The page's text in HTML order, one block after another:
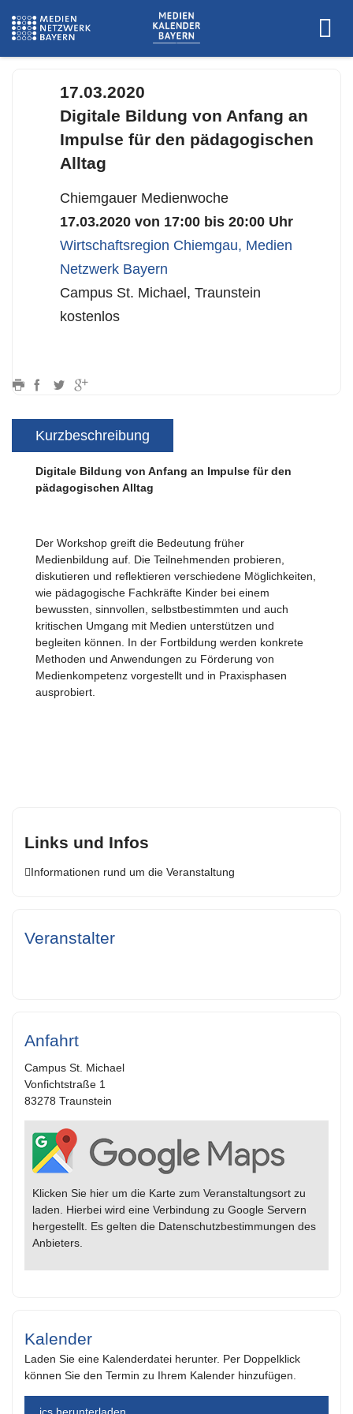
17.03.2020
Digitale Bildung von Anfang an
Impulse für den pädagogischen
Alltag
Chiemgauer Medienwoche
17.03.2020 von 17:00 bis 20:00 Uhr
Wirtschaftsregion Chiemgau, Medien
Netzwerk Bayern
Campus St. Michael, Traunstein
kostenlos
Kurzbeschreibung
Digitale Bildung von Anfang an Impulse für den
pädagogischen Alltag
Der Workshop greift die Bedeutung früher
Medienbildung auf. Die Teilnehmenden probieren,
diskutieren und reflektieren verschiedene Möglichkeiten,
wie pädagogische Fachkräfte Kinder bei einem
bewussten, sinnvollen, selbstbestimmten und auch
kritischen Umgang mit Medien unterstützen und
begleiten können. In der Fortbildung werden konkrete
Methoden und Anwendungen zu Förderung von
Medienkompetenz vorgestellt und in Praxisphasen
ausprobiert.
Links und Infos
Informationen rund um die Veranstaltung
Veranstalter
Anfahrt
Campus St. Michael
Vonfichtstraße 1
83278 Traunstein
Klicken Sie hier um die Karte zum Veranstaltungsort zu
laden. Hierbei wird eine Verbindung zu Google Servern
hergestellt. Es gelten die Datenschutzbestimmungen des
Anbieters.
Kalender
Laden Sie eine Kalenderdatei herunter. Per Doppelklick
können Sie den Termin zu Ihrem Kalender hinzufügen.